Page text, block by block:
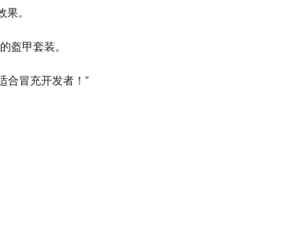
。
盔甲套装。
合冒充开发者！”